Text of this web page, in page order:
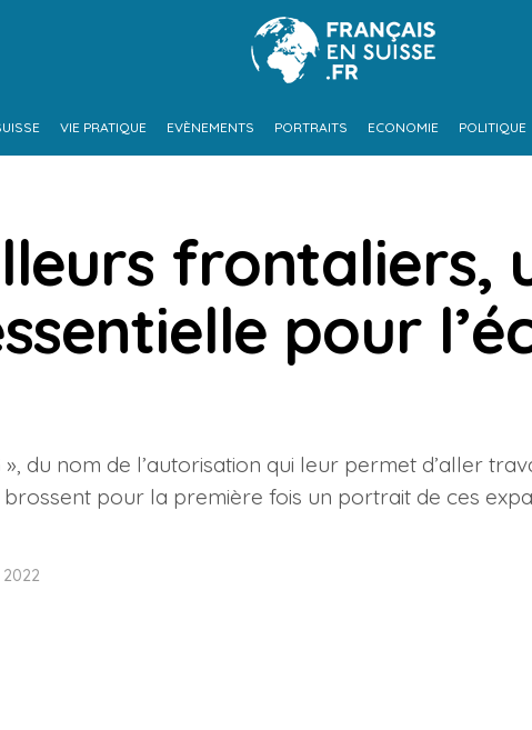
VIE PRATIQUE EVÈNEMENTS PORTRAITS ECONOMIE POLITIQUE
frontaliers,
pour
du nom de l’autorisation qui leur permet d’aller
pour la première fois un portrait de ces
2022